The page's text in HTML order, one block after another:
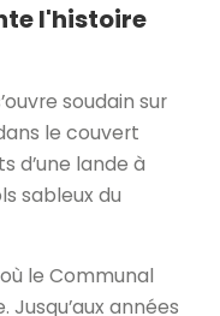
l'histoire
soudain sur
le couvert
d’une lande à
sableux du
le Communal
années